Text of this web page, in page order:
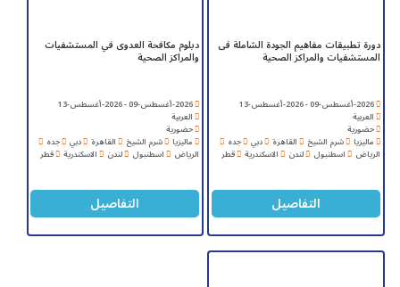
دورة تطبيقات مفاهيم الجودة الشاملة فى
المستشفيات والمراكز الصحية
2026-أغسطس-09 - 2026-أغسطس-13
العربية
حضورية
ماليزيا شرم الشيخ القاهرة دبي جده
الرياض اسطنبول لندن الاسكندرية قطر
التفاصيل
دبلوم مكافحة العدوى في المستشفيات
والمراكز الصحية
2026-أغسطس-09 - 2026-أغسطس-13
العربية
حضورية
ماليزيا شرم الشيخ القاهرة دبي جده
الرياض اسطنبول لندن الاسكندرية قطر
التفاصيل